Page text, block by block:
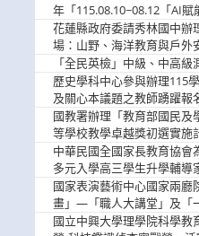
年「115.08.10~08.12「AI
歡迎學生踴躍報名參加
花蓮縣政府委請秀林國中辦
場：山野、海洋教育與戶外
參加
「全民英檢」中級、中高
歷史學科中心參與辦理115
及關心本議題之教師踴躍報
國教署辦理「教育部國民及
等學校教學卓越獎初選實施
中華民國全國家長教育協會
多元入學高三學生升學輔導
國家表演藝術中心國家兩廳
畫」—「職人大講堂」及「
參與。
國立中興大學理學院科學教